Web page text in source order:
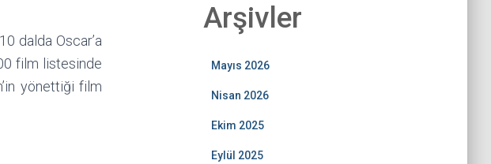
dalda Oscar’a
film listesinde
yönettiği film
Arşivler
Mayıs 2026
Nisan 2026
Ekim 2025
Eylül 2025